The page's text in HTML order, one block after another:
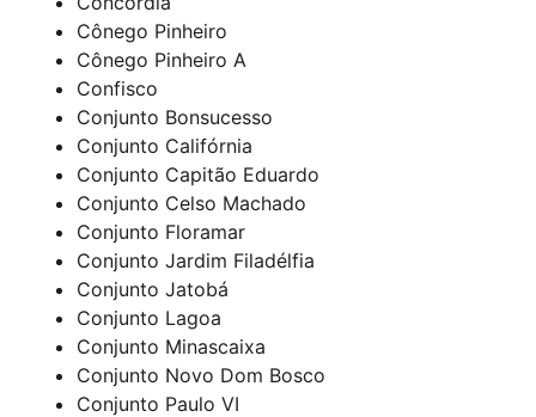
Cônego Pinheiro
Cônego Pinheiro A
Confisco
Conjunto Bonsucesso
Conjunto Califórnia
Conjunto Capitão Eduardo
Conjunto Celso Machado
Conjunto Floramar
Conjunto Jardim Filadélfia
Conjunto Jatobá
Conjunto Lagoa
Conjunto Minascaixa
Conjunto Novo Dom Bosco
Conjunto Paulo VI